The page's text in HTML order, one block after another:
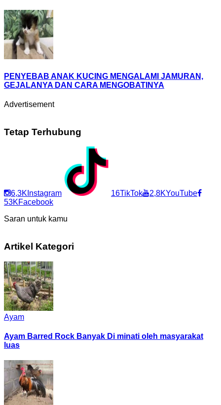
PENYEBAB ANAK KUCING MENGALAMI JAMURAN,
GEJALANYA DAN CARA MENGOBATINYA
Advertisement
Tetap Terhubung
6,3K Instagram 16TikTok 2,8KYouTube
53KFacebook
Saran untuk kamu
Artikel Kategori
Ayam
Ayam Barred Rock Banyak Di minati oleh masyarakat
luas